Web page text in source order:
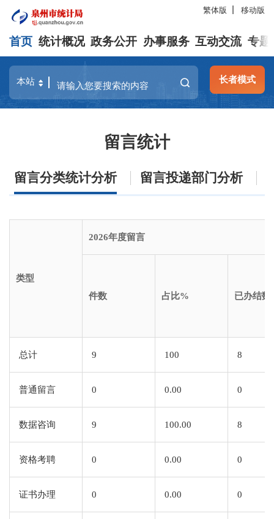
繁体版 移动版
首页 统计概况 政务公开 办事服务 互动交流 专题
长者模式
留言统计
留言分类统计分析 留言投递部门分析
类型
2026年度留言
件数 占比% 已办结数
总计 9 100 8
普通留言 0 0.00 0
数据咨询 9 100.00 8
资格考聘 0 0.00 0
证书办理 0 0.00 0